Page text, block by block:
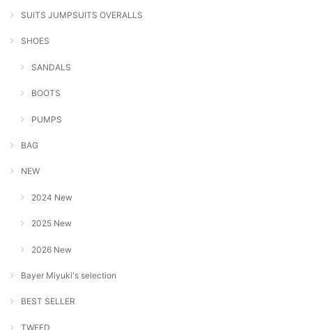
SUITS JUMPSUITS OVERALLS
SHOES
SANDALS
BOOTS
PUMPS
BAG
NEW
2024 New
2025 New
2026 New
Bayer Miyuki's selection
BEST SELLER
TWEED